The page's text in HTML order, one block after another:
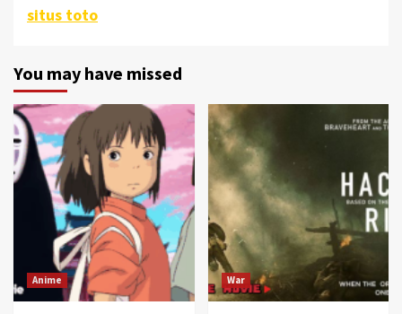
situs toto
You may have missed
Anime War